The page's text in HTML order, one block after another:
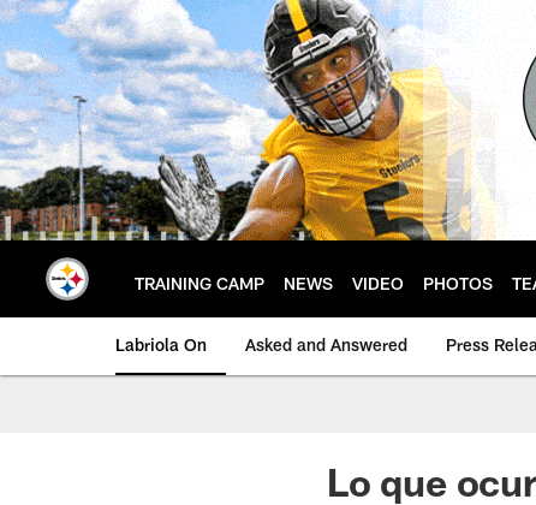
Skip
to
main
content
TRAINING CAMP NEWS VIDEO PHOTOS
Labriola On Asked and Answered Press
Lo que